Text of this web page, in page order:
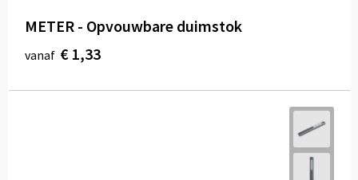
METER - Opvouwbare duimstok
vanaf € 1,33